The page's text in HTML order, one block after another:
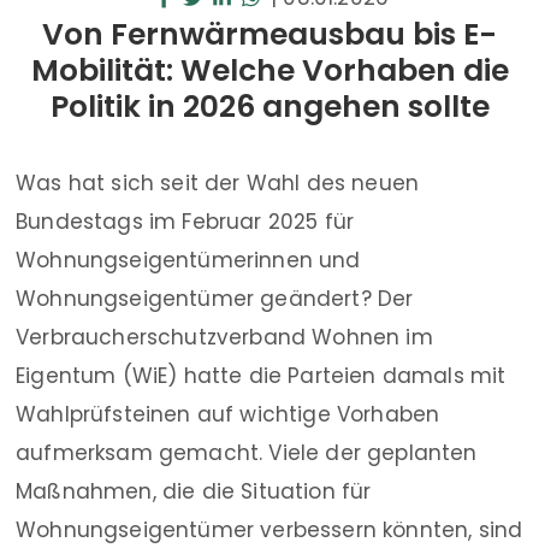
Von Fernwärmeausbau bis E-
Mobilität: Welche Vorhaben die
Politik in 2026 angehen sollte
Was hat sich seit der Wahl des neuen
Bundestags im Februar 2025 für
Wohnungseigentümerinnen und
Wohnungseigentümer geändert? Der
Verbraucherschutzverband Wohnen im
Eigentum (WiE) hatte die Parteien damals mit
Wahlprüfsteinen auf wichtige Vorhaben
aufmerksam gemacht. Viele der geplanten
Maßnahmen, die die Situation für
Wohnungseigentümer verbessern könnten, sind